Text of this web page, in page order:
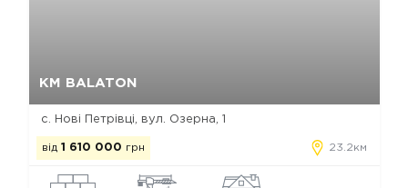
КМ BALATON
с. Нові Петрівці, вул. Озерна, 1
від 1 610 000 грн 23.2км